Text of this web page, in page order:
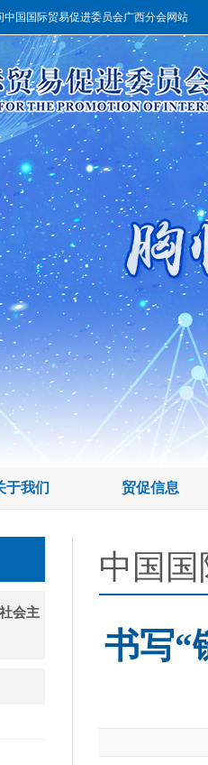
中国国际贸易促进委员会广西分会网站
于我们 贸促信息
会主
中国
书写“